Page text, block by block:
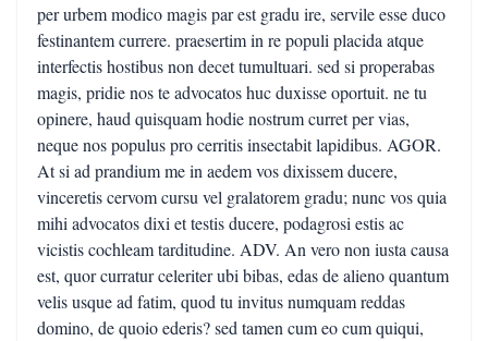
per urbem modico magis par est gradu ire, servile esse duco
festinantem currere. praesertim in re populi placida atque
interfectis hostibus non decet tumultuari. sed si properabas
magis, pridie nos te advocatos huc duxisse oportuit. ne tu
opinere, haud quisquam hodie nostrum curret per vias,
neque nos populus pro cerritis insectabit lapidibus. AGOR.
At si ad prandium me in aedem vos dixissem ducere,
vinceretis cervom cursu vel gralatorem gradu; nunc vos quia
mihi advocatos dixi et testis ducere, podagrosi estis ac
vicistis cochleam tarditudine. ADV. An vero non iusta causa
est, quor curratur celeriter ubi bibas, edas de alieno quantum
velis usque ad fatim, quod tu invitus numquam reddas
domino, de quoio ederis? sed tamen cum eo cum quiqui,